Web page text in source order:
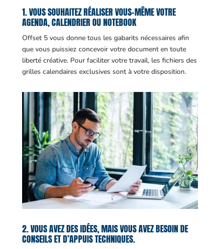
1. VOUS SOUHAITEZ RÉALISER VOUS-MÊME VOTRE
AGENDA, CALENDRIER OU NOTEBOOK
Offset 5 vous donne tous les gabarits nécessaires afin
que vous puissiez concevoir votre document en toute
liberté créative. Pour faciliter votre travail, les fichiers des
grilles calendaires exclusives sont à votre disposition.
2. VOUS AVEZ DES IDÉES, MAIS VOUS AVEZ BESOIN DE
CONSEILS ET D’APPUIS TECHNIQUES.